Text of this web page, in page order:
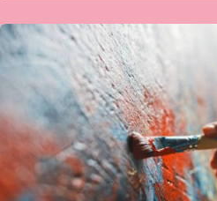
“ಪೂರ್ಣತ್ವದ
ಒಂದು
ಅಭಿವ್ಯಕ್ತಿಗೆ”
ಸಣ್ಣಕಥೆ-
ನಾಗರಾಜ
ಬಿ.ನಾಯ್ಕ